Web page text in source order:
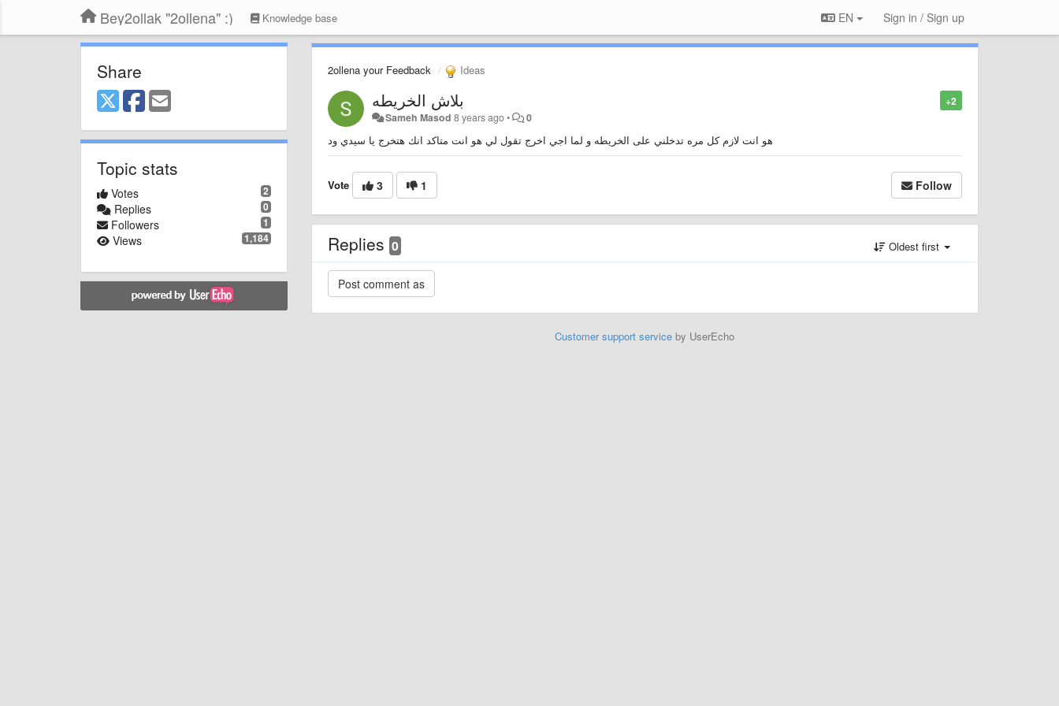
Bey2ollak "2ollena" :) Knowledge base EN Sign in / Sign up
Share
Topic stats
2
Votes
0
Replies
1
Followers
1,184
Views
2ollena your Feedback Ideas
+2 بلاش الخريطه
Sameh Masod 8 years ago• 0
هو انت لازم كل مره تدخلني على الخريطه و لما اجي اخرج تقول لي هو انت متاكد انك هتخرج يا سيدي ود
Vote 3 1 Follow
Replies 0 Oldest first
Customer support service by UserEcho